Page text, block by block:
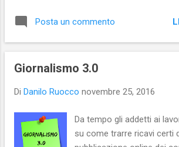
Posta un commento
Giornalismo 3.0
Di Danilo Ruocco novembre 25, 2016
Da tempo gli addetti ai
su come trarre ricavi certi